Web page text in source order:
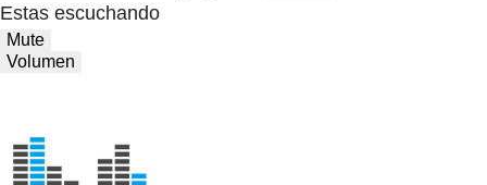
Estas escuchando
Mute
Volumen